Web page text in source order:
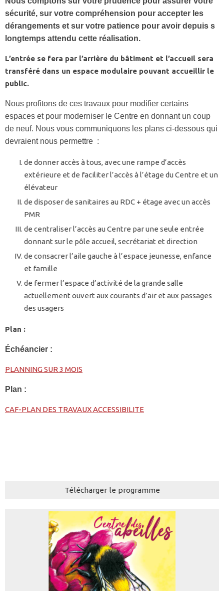
sécurité, sur votre compréhension pour accepter les
dérangements et sur votre patience pour avoir depuis s
longtemps attendu cette réalisation.
L’entrée se fera par l’arrière du bâtiment et l’accueil sera
transféré dans un espace modulaire pouvant accueillir le
public.
Nous profitons de ces travaux pour modifier certains
espaces et pour moderniser le Centre en donnant un coup
de neuf. Nous vous communiquons les plans ci-dessous qui
devraient nous permettre :
de donner accès à tous, avec une rampe d’accès
extérieure et de faciliter l’accès à l’étage du Centre et un
élévateur
de disposer de sanitaires au RDC + étage avec un accès
PMR
de centraliser l’accès au Centre par une seule entrée
donnant sur le pôle accueil, secrétariat et direction
de consacrer l’aile gauche à l’espace jeunesse, enfance
et famille
de fermer l’espace d’activité de la grande salle
actuellement ouvert aux courants d’air et aux passages
des usagers
Plan :
Échéancier :
PLANNING SUR 3 MOIS
Plan :
CAF-PLAN DES TRAVAUX ACCESSIBILITE
Télécharger le programme